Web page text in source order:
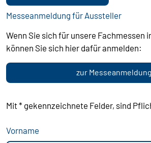
Messeanmeldung für Aussteller
Wenn Sie sich für unsere Fachmessen
können Sie sich hier dafür anmelden:
zur Messeanmeldung
Mit * gekennzeichnete Felder, sind
Vorname